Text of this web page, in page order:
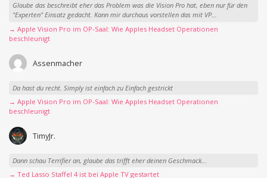
Glaube das beschreibt eher das Problem was die Vision Pro hat, eben nur für den
"Experten" Einsatz gedacht. Kann mir durchaus vorstellen das mit VP...
→ Apple Vision Pro im OP-Saal: Wie Apples Headset Operationen
beschleunigt
Assenmacher
Da hast du recht. Simply ist einfach zu Einfach gestrickt
→ Apple Vision Pro im OP-Saal: Wie Apples Headset Operationen
beschleunigt
TimyJr.
Dann schau Terrifier an, glaube das trifft eher deinen Geschmack...
→ Ted Lasso Staffel 4 ist bei Apple TV gestartet